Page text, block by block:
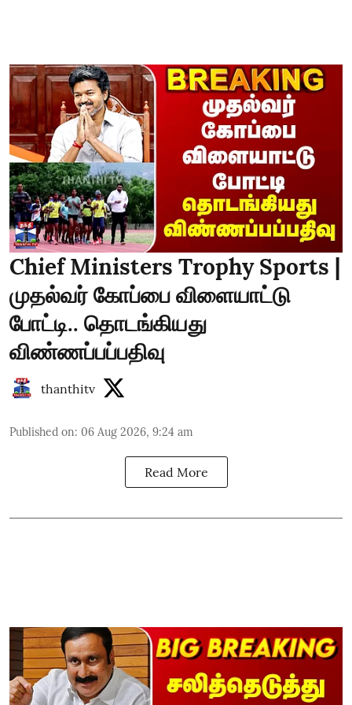
Chief Ministers Trophy Sports |
முதல்வர் கோப்பை விளையாட்டு
போட்டி.. தொடங்கியது
விண்ணப்பப்பதிவு
thanthitv
Published on: 06 Aug 2026, 9:24 am
Read More